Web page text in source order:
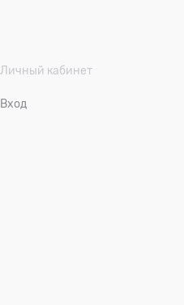
Личный кабинет
Вход